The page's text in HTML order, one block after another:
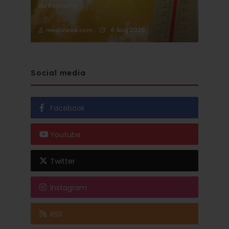
du Royaume
medi1news.com 4 Aug 2026
Social media
Facebook
Youtube
Twitter
Instagram
RSS